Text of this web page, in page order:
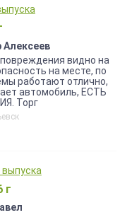
Алексеев
видно на
на месте, по
работают отлично,
автомобиль, ЕСТЬ
Торг
г